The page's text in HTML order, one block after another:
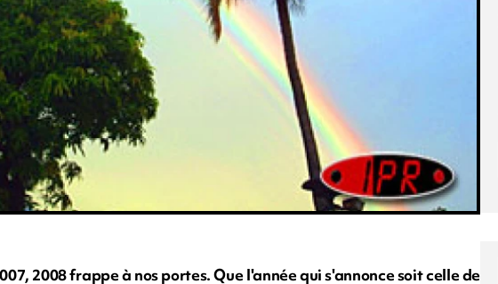
2008 frappe à nos portes. Que l'année qui s'annonce soit celle de